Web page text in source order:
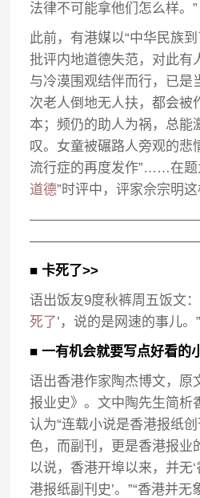
法律不可能拿他们怎么样。”
此前，有港媒以“中华民族
批评内地道德失范，对此有
与冷漠围观结伴而行，已是
次老人倒地无人扶，都会被
本；频仍的助人为祸，总能
叹。女童被碾路人旁观的悲
流行症的再度发作”……在题
道德”时评中，评家佘宗明这
■ 卡死了>>
语出饭友9度秋裤周五饭文：
死了’，说的是网速的事儿。”
■ 一有机会就要写点好看的
语出香港作家陶杰博文，原
报业史》。文中陶先生简析
认为“连载小说是香港报纸
色，而副刊，更是香港报业
以说，香港开埠以来，并无‘
港报纸副刊史’。”“香港并